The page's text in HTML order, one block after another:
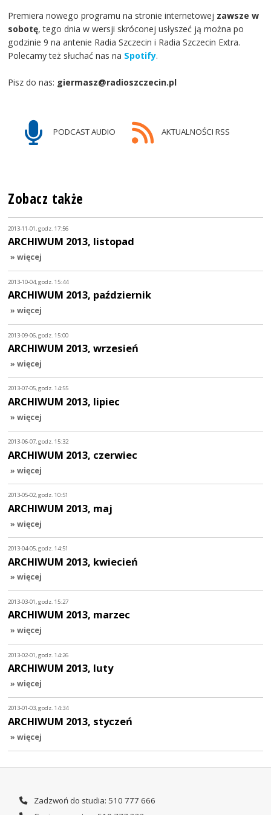
Premiera nowego programu na stronie internetowej zawsze w
sobotę, tego dnia w wersji skróconej usłyszeć ją można po
godzinie 9 na antenie Radia Szczecin i Radia Szczecin Extra.
Polecamy też słuchać nas na Spotify.
Pisz do nas: giermasz@radioszczecin.pl
PODCAST AUDIO AKTUALNOŚCI RSS
Zobacz także
2013-11-01, godz. 17:56
ARCHIWUM 2013, listopad
» więcej
2013-10-04, godz. 15:44
ARCHIWUM 2013, październik
» więcej
2013-09-06, godz. 15:00
ARCHIWUM 2013, wrzesień
» więcej
2013-07-05, godz. 14:55
ARCHIWUM 2013, lipiec
» więcej
2013-06-07, godz. 15:32
ARCHIWUM 2013, czerwiec
» więcej
2013-05-02, godz. 10:51
ARCHIWUM 2013, maj
» więcej
2013-04-05, godz. 14:51
ARCHIWUM 2013, kwiecień
» więcej
2013-03-01, godz. 15:27
ARCHIWUM 2013, marzec
» więcej
2013-02-01, godz. 14:26
ARCHIWUM 2013, luty
» więcej
2013-01-03, godz. 14:34
ARCHIWUM 2013, styczeń
» więcej
Zadzwoń do studia: 510 777 666